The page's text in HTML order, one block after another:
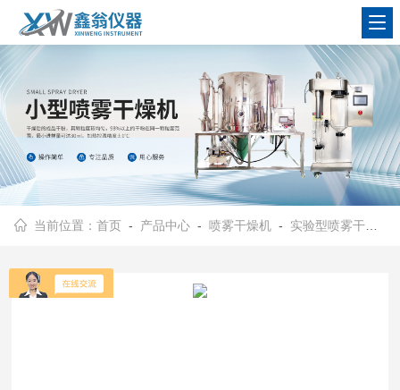
查看更多
当前位置：首页 - 产品中心 -喷雾干燥机 - 实验型喷雾干燥机